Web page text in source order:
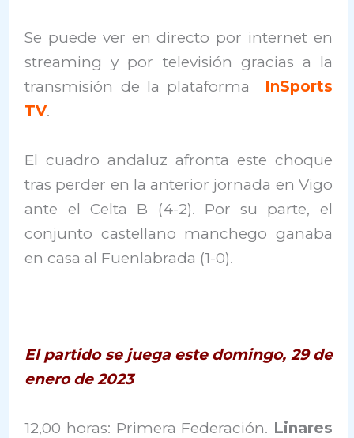
Se puede ver en directo por internet en
streaming y por televisión gracias a la
transmisión de la plataforma InSports
TV.
El cuadro andaluz afronta este choque
tras perder en la anterior jornada en Vigo
ante el Celta B (4-2). Por su parte, el
conjunto castellano manchego ganaba
en casa al Fuenlabrada (1-0).
El partido se juega este domingo, 29 de
enero de 2023
12,00 horas: Primera Federación. Linares